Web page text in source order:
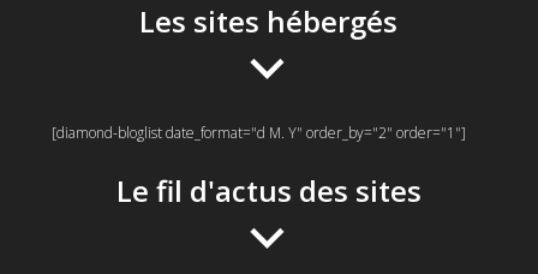
Les sites hébergés
[diamond-bloglist date_format="d M. Y" order_by="2" order="1"]
Le fil d'actus des sites